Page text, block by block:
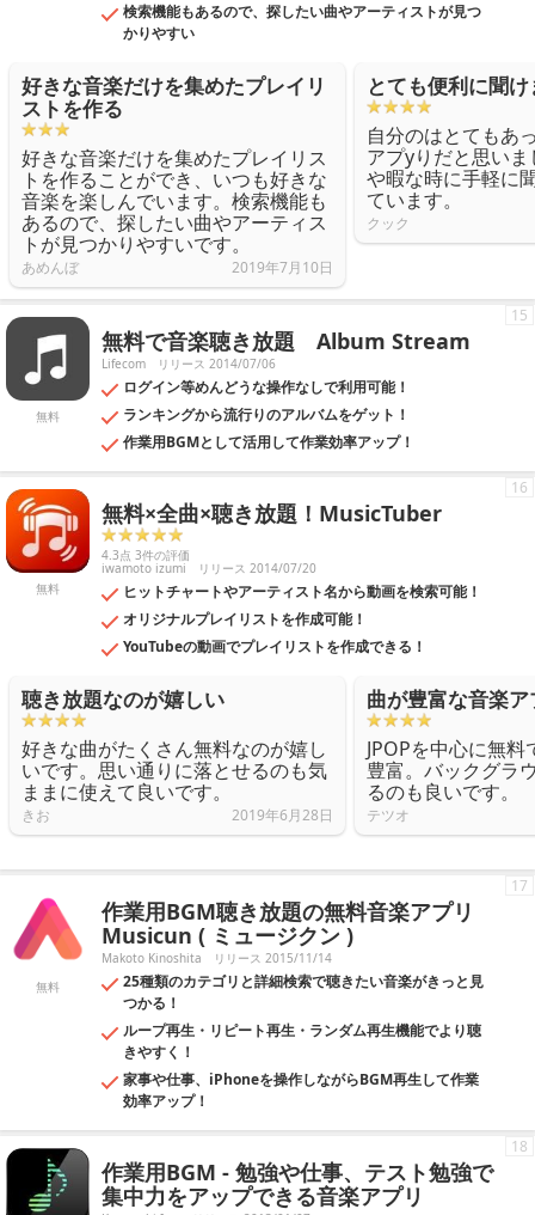
検索機能もあるので、探したい曲やアーティストが見つ
かりやすい
好きな音楽だけを集めたプレイリ
ストを作る
好きな音楽だけを集めたプレイリス
トを作ることができ、いつも好きな
音楽を楽しんでいます。検索機能も
あるので、探したい曲やアーティス
トが見つかりやすいです。
あめんぼ 2019年7月10日
とても便利に聞け
自分のはとてもあ
アプyりだと思い
や暇な時に手軽に
ています。
クック
無料
無料で音楽聴き放題 Album Stream
Lifecom リリース 2014/07/06
ログイン等めんどうな操作なしで利用可能！
ランキングから流行りのアルバムをゲット！
作業用BGMとして活用して作業効率アップ！
15
無料
無料×全曲×聴き放題！MusicTuber
4.3点 3件の評価
iwamoto izumi リリース 2014/07/20
ヒットチャートやアーティスト名から動画を検索可能！
オリジナルプレイリストを作成可能！
YouTubeの動画でプレイリストを作成できる！
16
聴き放題なのが嬉しい
好きな曲がたくさん無料なのが嬉し
いです。思い通りに落とせるのも気
ままに使えて良いです。
きお 2019年6月28日
曲が豊富な音楽ア
JPOPを中心に無
豊富。バックグラ
るのも良いです。
テツオ
無料
作業用BGM聴き放題の無料音楽アプリ
Musicun ( ミュージクン )
Makoto Kinoshita リリース 2015/11/14
25種類のカテゴリと詳細検索で聴きたい音楽がきっと見
つかる！
ループ再生・リピート再生・ランダム再生機能でより聴
きやすく！
家事や仕事、iPhoneを操作しながらBGM再生して作業
効率アップ！
17
作業用BGM - 勉強や仕事、テスト勉強で
集中力をアップできる音楽アプリ
18